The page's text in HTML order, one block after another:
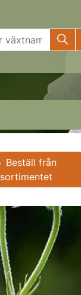
Beställ från
sortimentet